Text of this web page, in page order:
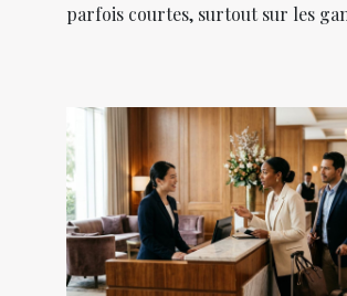
parfois courtes, surtout sur les